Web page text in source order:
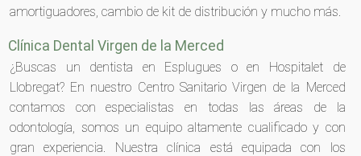
amortiguadores, cambio de kit de distribución y mucho más.
Clínica Dental Virgen de la Merced
¿Buscas un dentista en Esplugues o en Hospitalet de
Llobregat? En nuestro Centro Sanitario Virgen de la Merced
contamos con especialistas en todas las áreas de la
odontología, somos un equipo altamente cualificado y con
gran experiencia. Nuestra clínica está equipada con los